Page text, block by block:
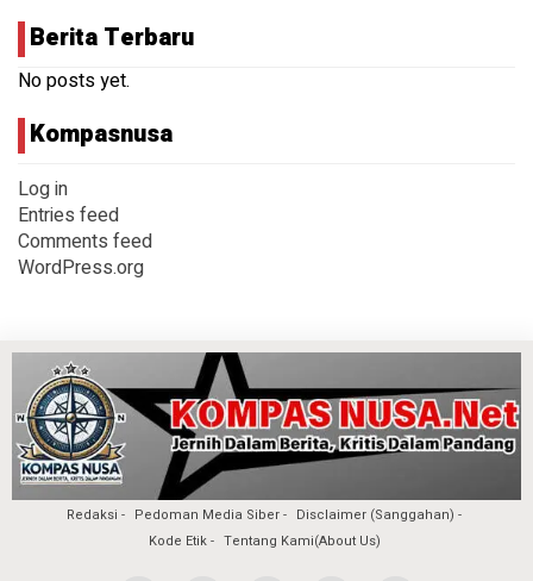
Berita Terbaru
No posts yet.
Kompasnusa
Log in
Entries feed
Comments feed
WordPress.org
Redaksi Pedoman Media Siber
Disclaimer (Sanggahan)
Kode Etik
Tentang Kami(About Us)